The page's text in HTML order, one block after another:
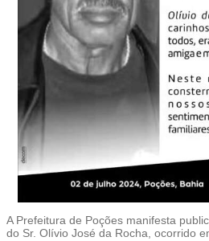
A Prefeitura de Poções manifesta
do Sr. Olívio José da Rocha, ocorrido